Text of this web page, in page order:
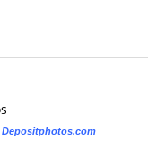
Depositphotos.com